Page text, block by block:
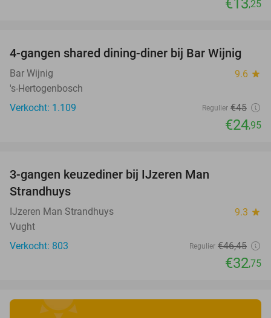
€13,25
45%
4-gangen shared dining-diner bij Bar Wijnig
Bar Wijnig 9.6 star
's-Hertogenbosch
Verkocht: 1.109
Regulier €45
€24,95
3-gangen keuzediner bij IJzeren Man
Strandhuys
IJzeren Man Strandhuys 9.3 star
Vught
Verkocht: 803
Regulier €46,45
€32,75